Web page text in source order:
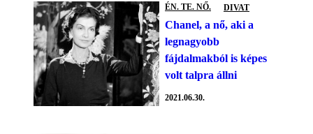
ÉN. TE. NŐ. DIVAT
Chanel, a nő, aki a
legnagyobb
fájdalmakból is képes
volt talpra állni
2021.06.30.